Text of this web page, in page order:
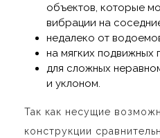
объектов, которые
вибрации на
недалеко от
на мягких подвижных
для сложных
и уклоном.
Так как несущие
конструкции